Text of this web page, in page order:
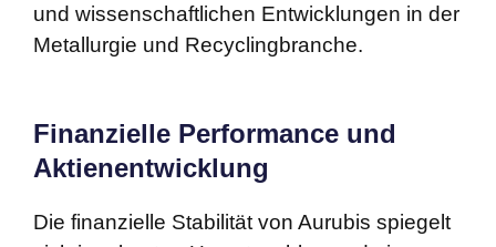
und wissenschaftlichen Entwicklungen in der
Metallurgie und Recyclingbranche.
Finanzielle Performance und
Aktienentwicklung
Die finanzielle Stabilität von Aurubis spiegelt